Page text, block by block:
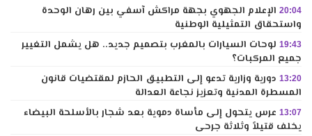
20:04 الإعلام الجهوي بجهة مراكش آسفي بين رهان الوحدة
واستحقاق التمثيلية الوطنية
19:43 لوحات السيارات بالمغرب بتصميم جديد.. هل يشمل التغيير
جميع المركبات؟
13:20 دورية وزارية تدعو إلى التطبيق الحازم لمقتضيات قانون
المسطرة المدنية وتعزيز نجاعة العدالة
13:07 عرس يتحول إلى مأساة دموية بعد شجار بالأسلحة البيضاء
يخلف قتيلاً وثلاثة جرحى